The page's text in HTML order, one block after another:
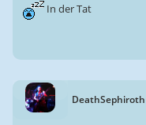
In der Tat
DeathSephiroth